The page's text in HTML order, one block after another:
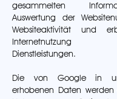
gesammelten
Auswertung der
Websiteaktivität und
Internetnutzung
Dienstleistungen.
Die von Google in
erhobenen Daten